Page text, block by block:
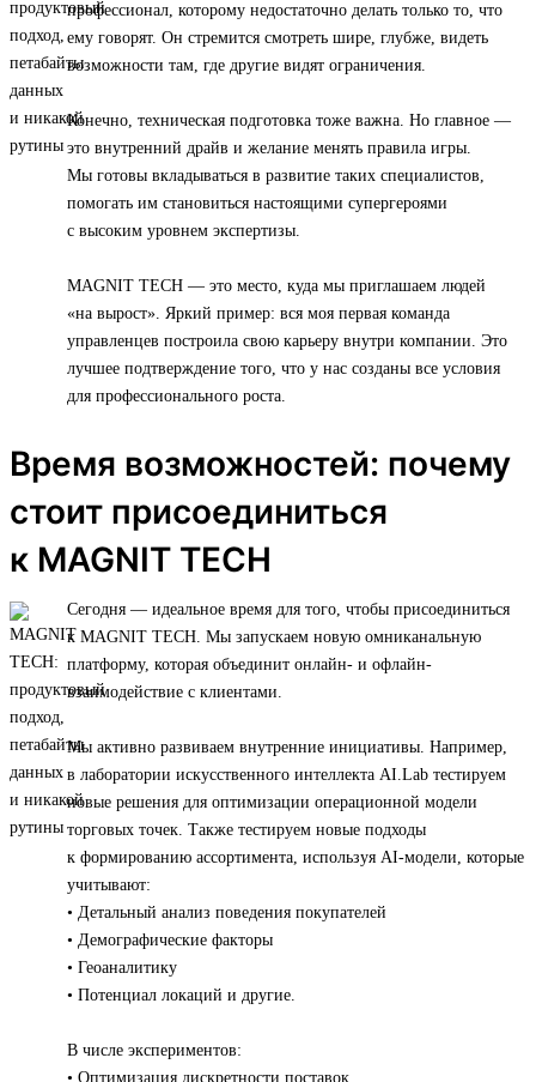
профессионал, которому недостаточно делать только то, что
ему говорят. Он стремится смотреть шире, глубже, видеть
возможности там, где другие видят ограничения.
Конечно, техническая подготовка тоже важна. Но главное —
это внутренний драйв и желание менять правила игры.
Мы готовы вкладываться в развитие таких специалистов,
помогать им становиться настоящими супергероями
с высоким уровнем экспертизы.
MAGNIT TECH — это место, куда мы приглашаем людей
«на вырост». Яркий пример: вся моя первая команда
управленцев построила свою карьеру внутри компании. Это
лучшее подтверждение того, что у нас созданы все условия
для профессионального роста.
Время возможностей: почему
стоит присоединиться
к MAGNIT TECH
Сегодня — идеальное время для того, чтобы присоединиться
к MAGNIT TECH. Мы запускаем новую омниканальную
платформу, которая объединит онлайн- и офлайн-
взаимодействие с клиентами.
Мы активно развиваем внутренние инициативы. Например,
в лаборатории искусственного интеллекта AI.Lab тестируем
новые решения для оптимизации операционной модели
торговых точек. Также тестируем новые подходы
к формированию ассортимента, используя AI-модели, которые
учитывают:
• Детальный анализ поведения покупателей
• Демографические факторы
• Геоаналитику
• Потенциал локаций и другие.
В числе экспериментов:
• Оптимизация дискретности поставок